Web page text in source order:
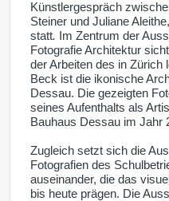
Künstlergespräch
Steiner und Juliane
statt.
Im Zentrum der
Fotografie Architektur
der Arbeiten des in Zürich
Beck ist die ikonische
Dessau. Die gezeigten
seines Aufenthalts als
Bauhaus Dessau im Jahr
Zugleich setzt sich die
Fotografien des
auseinander, die das
bis heute prägen. Die